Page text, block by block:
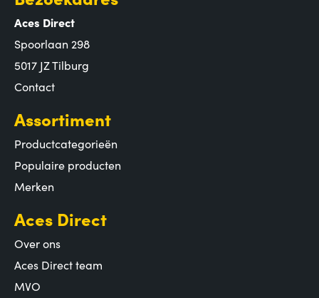
Aces Direct
Spoorlaan 298
5017 JZ Tilburg
Contact
Assortiment
Productcategorieën
Populaire producten
Merken
Aces Direct
Over ons
Aces Direct team
MVO